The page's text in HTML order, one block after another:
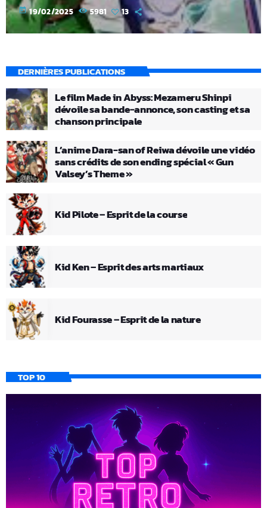
today 19/02/2025 5981 13
DERNIÈRES PUBLICATIONS
Le film Made in Abyss: Mezameru Shinpi
dévoile sa bande-annonce, son casting et sa
chanson principale
L’anime Dara-san of Reiwa dévoile une vidéo
sans crédits de son ending spécial « Gun
Valsey’s Theme »
Kid Pilote – Esprit de la course
Kid Ken – Esprit des arts martiaux
Kid Fourasse – Esprit de la nature
TOP 10